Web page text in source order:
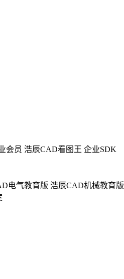
会员 浩辰CAD看图王 企业SDK
电气教育版 浩辰CAD机械教育版